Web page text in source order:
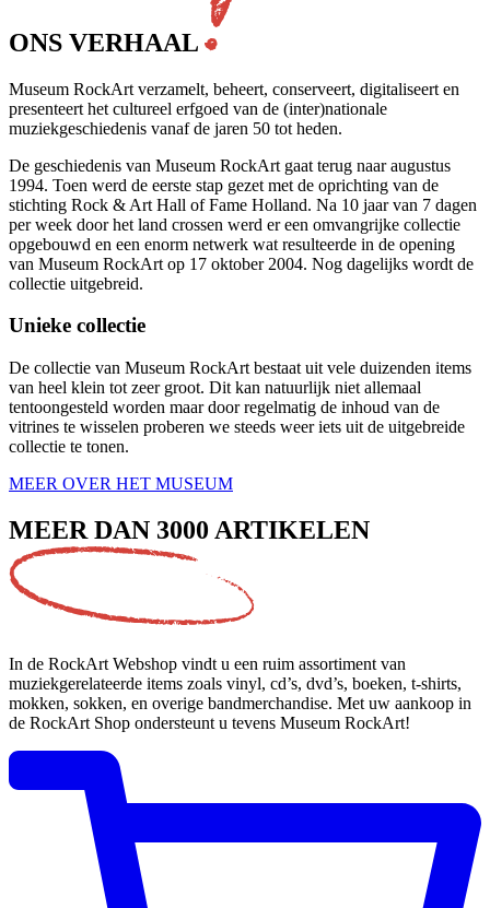
ONS VERHAAL
Museum RockArt verzamelt, beheert, conserveert, digitaliseert en
presenteert het cultureel erfgoed van de (inter)nationale
muziekgeschiedenis vanaf de jaren 50 tot heden.
De geschiedenis van Museum RockArt gaat terug naar augustus
1994. Toen werd de eerste stap gezet met de oprichting van de
stichting Rock & Art Hall of Fame Holland. Na 10 jaar van 7 dagen
per week door het land crossen werd er een omvangrijke collectie
opgebouwd en een enorm netwerk wat resulteerde in de opening
van Museum RockArt op 17 oktober 2004. Nog dagelijks wordt de
collectie uitgebreid.
Unieke collectie
De collectie van Museum RockArt bestaat uit vele duizenden items
van heel klein tot zeer groot. Dit kan natuurlijk niet allemaal
tentoongesteld worden maar door regelmatig de inhoud van de
vitrines te wisselen proberen we steeds weer iets uit de uitgebreide
collectie te tonen.
MEER OVER HET MUSEUM
MEER DAN 3000 ARTIKELEN
In de RockArt Webshop vindt u een ruim assortiment van
muziekgerelateerde items zoals vinyl, cd’s, dvd’s, boeken, t-shirts,
mokken, sokken, en overige bandmerchandise. Met uw aankoop in
de RockArt Shop ondersteunt u tevens Museum RockArt!